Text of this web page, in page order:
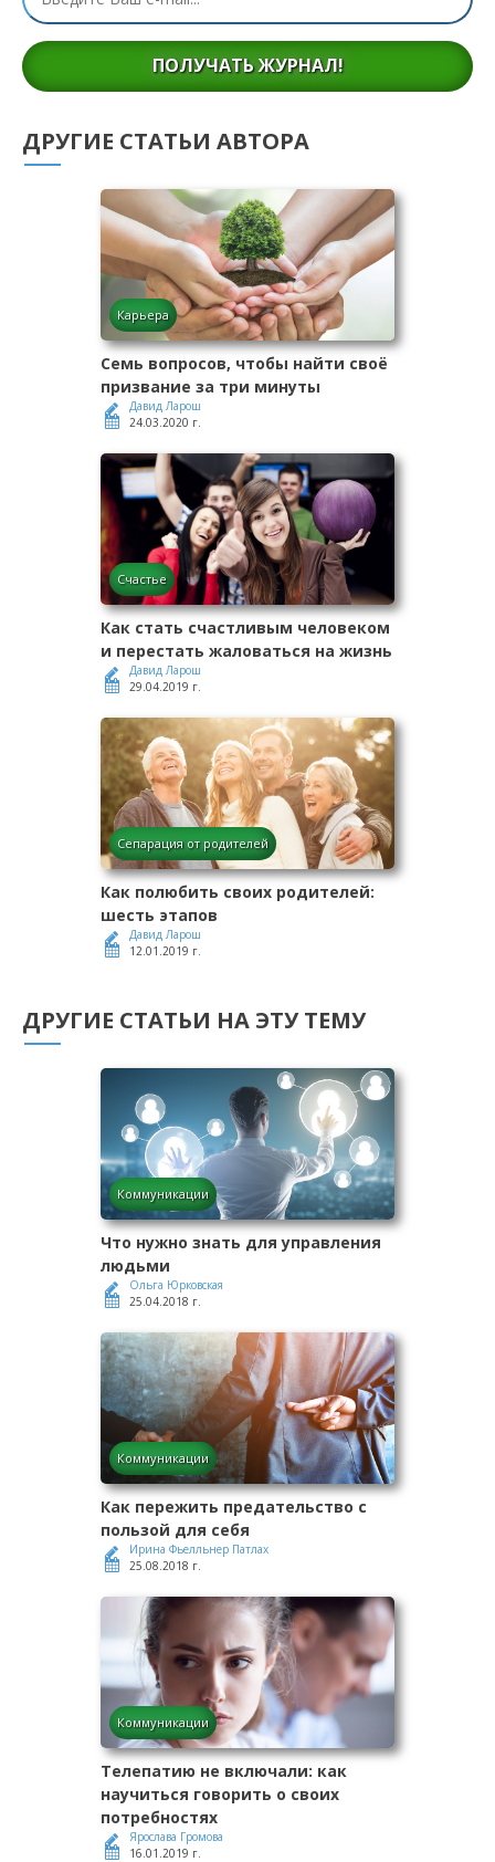
ПОЛУЧАТЬ ЖУРНАЛ!
ДРУГИЕ СТАТЬИ АВТОРА
Карьера
Семь вопросов, чтобы найти своё
призвание за три минуты
Давид Ларош
24.03.2020 г.
Счастье
Как стать счастливым человеком
и перестать жаловаться на жизнь
Давид Ларош
29.04.2019 г.
Сепарация от родителей
Как полюбить своих родителей:
шесть этапов
Давид Ларош
12.01.2019 г.
ДРУГИЕ СТАТЬИ НА ЭТУ ТЕМУ
Коммуникации
Что нужно знать для управления
людьми
Ольга Юрковская
25.04.2018 г.
Коммуникации
Как пережить предательство с
пользой для себя
Ирина Фьелльнер Патлах
25.08.2018 г.
Коммуникации
Телепатию не включали: как
научиться говорить о своих
потребностях
Ярослава Громова
16.01.2019 г.